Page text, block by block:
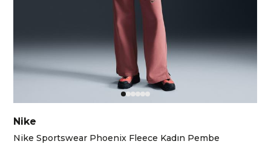
Nike
Nike Sportswear Phoenix Fleece Kadın Pembe